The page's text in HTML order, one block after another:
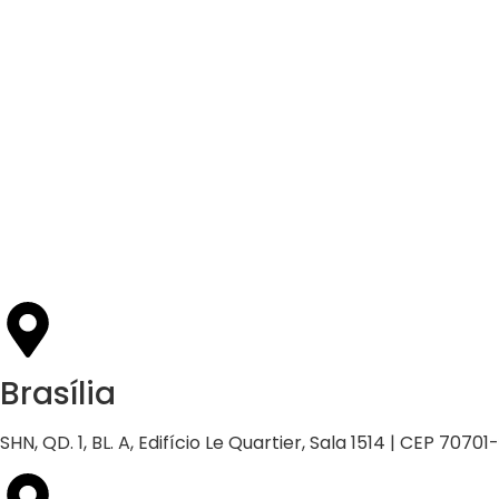
Brasília
SHN, QD. 1, BL. A, Edifício Le Quartier, Sala 1514 | CEP